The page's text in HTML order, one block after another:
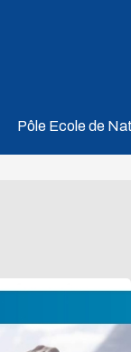
Pôle Ecole de